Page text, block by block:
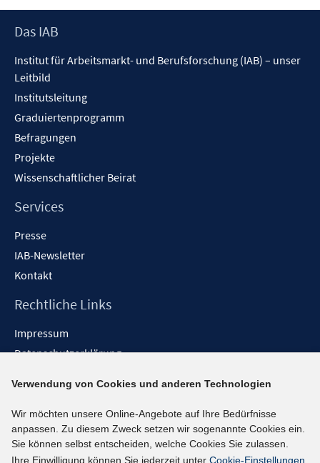
Footer
Das IAB
Institut für Arbeitsmarkt- und Berufsforschung (IAB) – unser
Leitbild
Institutsleitung
Graduiertenprogramm
Befragungen
Projekte
Wissenschaftlicher Beirat
Services
Presse
IAB-Newsletter
Kontakt
Rechtliche Links
Impressum
Datenschutzerklärung
Barrieren melden
Social-Media-Kanäle
BlueSky
Verwendung von Cookies und anderen Technologien
Wir möchten unsere Online-Angebote auf Ihre Bedürfnisse
anpassen. Zu diesem Zweck setzen wir sogenannte Cookies ein.
Sie können selbst entscheiden, welche Cookies Sie zulassen.
Ihre Einwilligung können Sie jederzeit unter Cookie-Einstellungen